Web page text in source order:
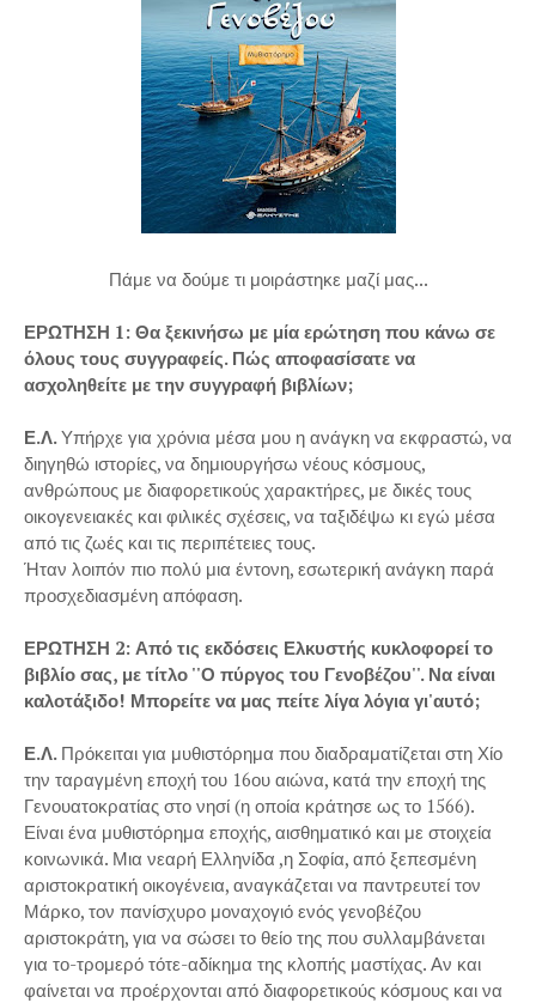
Πάμε να δούμε τι μοιράστηκε μαζί μας...
ΕΡΩΤΗΣΗ 1: Θα ξεκινήσω με μία ερώτηση που κάνω σε
όλους τους συγγραφείς. Πώς αποφασίσατε να
ασχοληθείτε με την συγγραφή βιβλίων;
Ε.Λ.Υπήρχε για χρόνια μέσα μου η ανάγκη να εκφραστώ, να
διηγηθώ ιστορίες, να δημιουργήσω νέους κόσμους,
ανθρώπους με διαφορετικούς χαρακτήρες, με δικές τους
οικογενειακές και φιλικές σχέσεις, να ταξιδέψω κι εγώ μέσα
από τις ζωές και τις περιπέτειες τους.
Ήταν λοιπόν πιο πολύ μια έντονη, εσωτερική ανάγκη παρά
προσχεδιασμένη απόφαση.
ΕΡΩΤΗΣΗ 2: Από τις εκδόσεις Ελκυστής κυκλοφορεί το
βιβλίο σας, με τίτλο ''Ο πύργος του Γενοβέζου''. Να είναι
καλοτάξιδο! Μπορείτε να μας πείτε λίγα λόγια γι'αυτό;
Ε.Λ. Πρόκειται για μυθιστόρημα που διαδραματίζεται στη Χίο
την ταραγμένη εποχή του 16ου αιώνα, κατά την εποχή της
Γενουατοκρατίας στο νησί (η οποία κράτησε ως το 1566).
Είναι ένα μυθιστόρημα εποχής, αισθηματικό και με στοιχεία
κοινωνικά. Μια νεαρή Ελληνίδα ,η Σοφία, από ξεπεσμένη
αριστοκρατική οικογένεια, αναγκάζεται να παντρευτεί τον
Μάρκο, τον πανίσχυρο μοναχογιό ενός γενοβέζου
αριστοκράτη, για να σώσει το θείο της που συλλαμβάνεται
για το-τρομερό τότε-αδίκημα της κλοπής μαστίχας. Αν και
φαίνεται να προέρχονται από διαφορετικούς κόσμους και να